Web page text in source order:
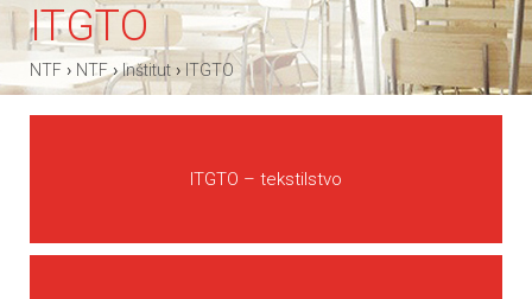
ITGTO
NTF › NTF›Inštitut › ITGTO
ITGTO – tekstilstvo